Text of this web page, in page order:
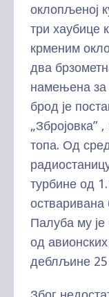
оклопљеној
три хаубице
крменим
два
намењена за
брод је
„Збројовка”
топа. Од
турбине од
остваривана
Палуба му
од
деблљине